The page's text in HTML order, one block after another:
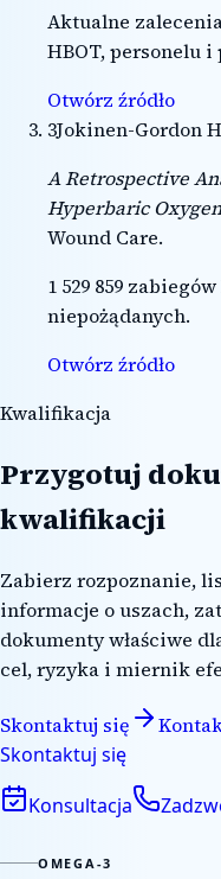
Aktualne
HBOT, personelu i
Otwórz źródło
3Jokinen-Gordon
A Retrospective
Hyperbaric
Wound Care.
1 529 859
niepożądanych.
Otwórz źródło
Kwalifikacja
Przygotuj
kwalifikacji
Zabierz rozpoznanie,
informacje o uszach,
dokumenty właściwe
cel, ryzyka i miernik
Skontaktuj się
Skontaktuj się
Konsultacja
OMEGA-3